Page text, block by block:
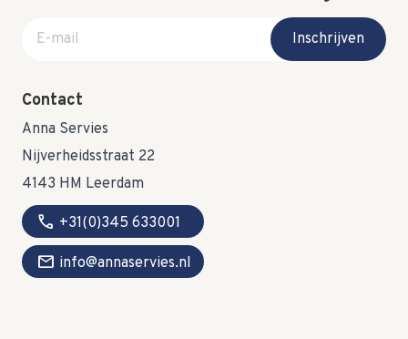
E-mail adres
Inschrijven
Contact
Anna Servies
Nijverheidsstraat 22
4143 HM Leerdam
call +31(0)345 633001
mail info@annaservies.nl